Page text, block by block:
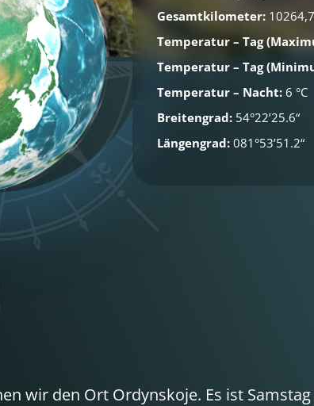
Gesamtkilometer:
Temperatur – Tag
Temperatur – Tag
Temperatur – Nacht: 6 °C
Breitengrad: 54°22’25.6“
Längengrad: 081°53’51.2“
wir den Ort Ordynskoje. Es ist